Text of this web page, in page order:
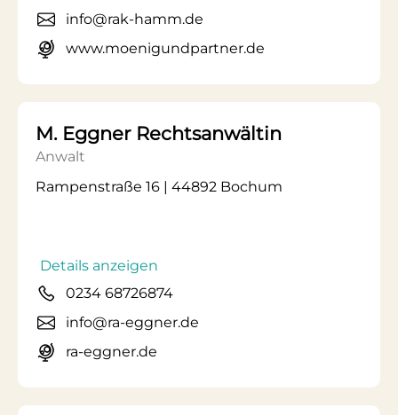
info@rak-hamm.de
www.moenigundpartner.de
M. Eggner Rechtsanwältin
Anwalt
Rampenstraße 16 | 44892 Bochum
Details anzeigen
0234 68726874
info@ra-eggner.de
ra-eggner.de